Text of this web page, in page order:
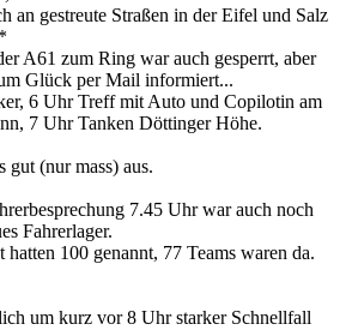
an gestreute Straßen in der Eifel und Salz
A61 zum Ring war auch gesperrt, aber
Glück per Mail informiert...
6 Uhr Treff mit Auto und Copilotin am
7 Uhr Tanken Döttinger Höhe.
gut (nur mass) aus.
7.45 Uhr war auch noch
Fahrerlager.
hatten 100 genannt, 77 Teams waren da.
um kurz vor 8 Uhr starker Schnellfall